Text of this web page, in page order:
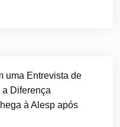
uma Entrevista de
Diferença
à Alesp após